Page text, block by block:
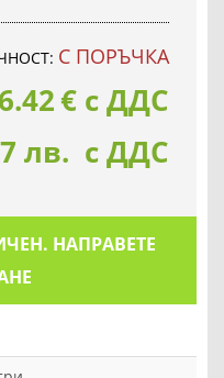
С ПОРЪЧКА
€ с ДДС
лв. с ДДС
НАПРАВЕТЕ